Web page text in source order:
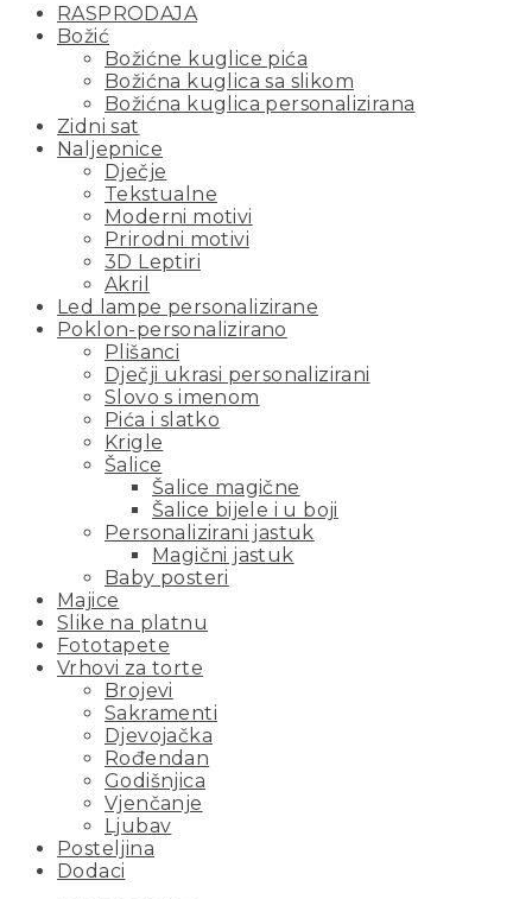
RASPRODAJA
Božić
Božićne kuglice pića
Božićna kuglica sa slikom
Božićna kuglica personalizirana
Zidni sat
Naljepnice
Dječje
Tekstualne
Moderni motivi
Prirodni motivi
3D Leptiri
Akril
Led lampe personalizirane
Poklon-personalizirano
Plišanci
Dječji ukrasi personalizirani
Slovo s imenom
Pića i slatko
Krigle
Šalice
Šalice magične
Šalice bijele i u boji
Personalizirani jastuk
Magični jastuk
Baby posteri
Majice
Slike na platnu
Fototapete
Vrhovi za torte
Brojevi
Sakramenti
Djevojačka
Rođendan
Godišnjica
Vjenčanje
Ljubav
Posteljina
Dodaci